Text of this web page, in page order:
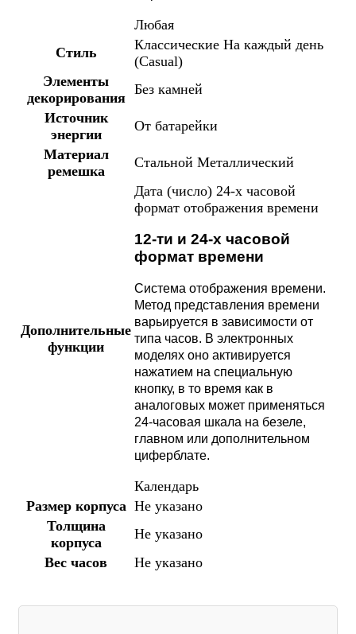
Любая
Стиль
Классические На каждый день
(Casual)
Элементы
декорирования
Без камней
Источник
энергии
От батарейки
Материал
ремешка
Стальной Металлический
Дополнительные
функции
Дата (число) 24-х часовой
формат отображения времени
12-ти и 24-х часовой
формат времени
Система отображения времени.
Метод представления времени
варьируется в зависимости от
типа часов. В электронных
моделях оно активируется
нажатием на специальную
кнопку, в то время как в
аналоговых может применяться
24-часовая шкала на безеле,
главном или дополнительном
циферблате.
Календарь
Размер корпуса Не указано
Толщина
корпуса
Не указано
Вес часов
Не указано